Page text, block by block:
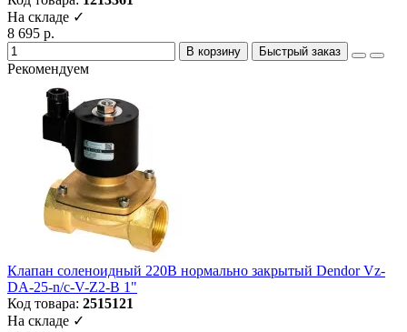
На складе ✓
8 695 р.
В корзину Быстрый заказ
Рекомендуем
Клапан соленоидный 220В нормально закрытый Dendor Vz-
DA-25-n/c-V-Z2-B 1"
Код товара: 2515121
На складе ✓